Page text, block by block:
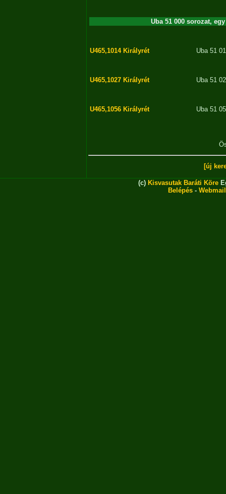
Uba 51 000 sorozat,
U465,1014 Királyrét Uba 51
U465,1027 Királyrét Uba 51
U465,1056 Királyrét Uba 51
[új
(c) Kisvasutak Baráti Köre
Belépés - Webmail